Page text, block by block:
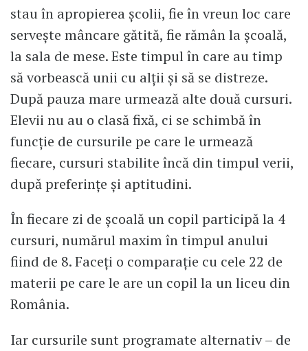
stau în apropierea școlii, fie în vreun loc care
servește mâncare gătită, fie rămân la școală,
la sala de mese. Este timpul în care au timp
să vorbească unii cu alții și să se distreze.
După pauza mare urmează alte două cursuri.
Elevii nu au o clasă fixă, ci se schimbă în
funcție de cursurile pe care le urmează
fiecare, cursuri stabilite încă din timpul verii,
după preferințe și aptitudini.
În fiecare zi de școală un copil participă la 4
cursuri, numărul maxim în timpul anului
fiind de 8. Faceți o comparație cu cele 22 de
materii pe care le are un copil la un liceu din
România.
Iar cursurile sunt programate alternativ – de